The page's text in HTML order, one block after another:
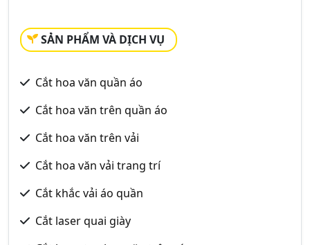
SẢN PHẨM VÀ DỊCH VỤ
Cắt hoa văn quần áo
Cắt hoa văn trên quần áo
Cắt hoa văn trên vải
Cắt hoa văn vải trang trí
Cắt khắc vải áo quần
Cắt laser quai giày